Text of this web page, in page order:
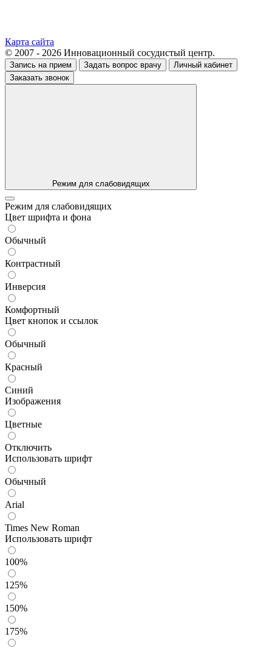
Карта сайта
© 2007 - 2026 Инновационный сосудистый центр.
Запись на прием Задать вопрос врачу
Личный кабинет
Заказать звонок
Режим для слабовидящих
Режим для слабовидящих
Цвет шрифта и фона
Обычный
Контрастный
Инверсия
Комфортный
Цвет кнопок и ссылок
Обычный
Красный
Синий
Изображения
Цветные
Отключить
Использовать шрифт
Обычный
Arial
Times New Roman
Использовать шрифт
100%
125%
150%
175%